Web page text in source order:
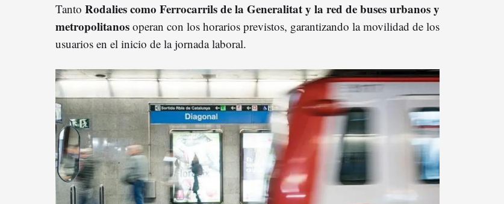
Tanto Rodalies como Ferrocarrils de la Generalitat y la red de buses urbanos y
metropolitanos operan con los horarios previstos, garantizando la movilidad de los
usuarios en el inicio de la jornada laboral.